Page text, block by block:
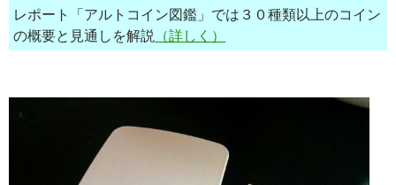
レポート「アルトコイン図鑑」では３０種類以上のコイン
の概要と見通しを解説
（詳しく）